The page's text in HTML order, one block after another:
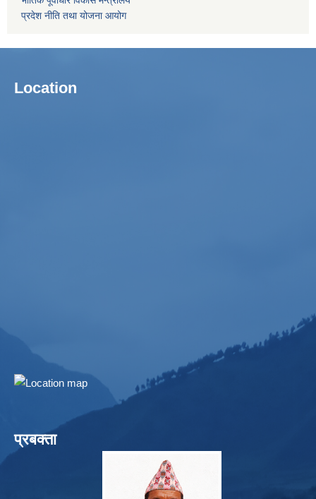
प्रदेश नीति तथा योजना आयोग
Location
प्रबक्ता